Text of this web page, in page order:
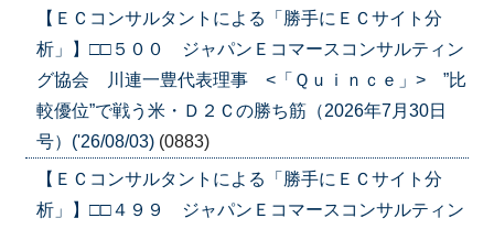
【ＥＣコンサルタントによる「勝手にＥＣサイト分
析」】□□５００ ジャパンＥコマースコンサルティン
グ協会 川連一豊代表理事 <「Ｑｕｉｎｃｅ」> ”比
較優位”で戦う米・Ｄ２Ｃの勝ち筋（2026年7月30日
号）('26/08/03) (0883)
【ＥＣコンサルタントによる「勝手にＥＣサイト分
析」】□□４９９ ジャパンＥコマースコンサルティン